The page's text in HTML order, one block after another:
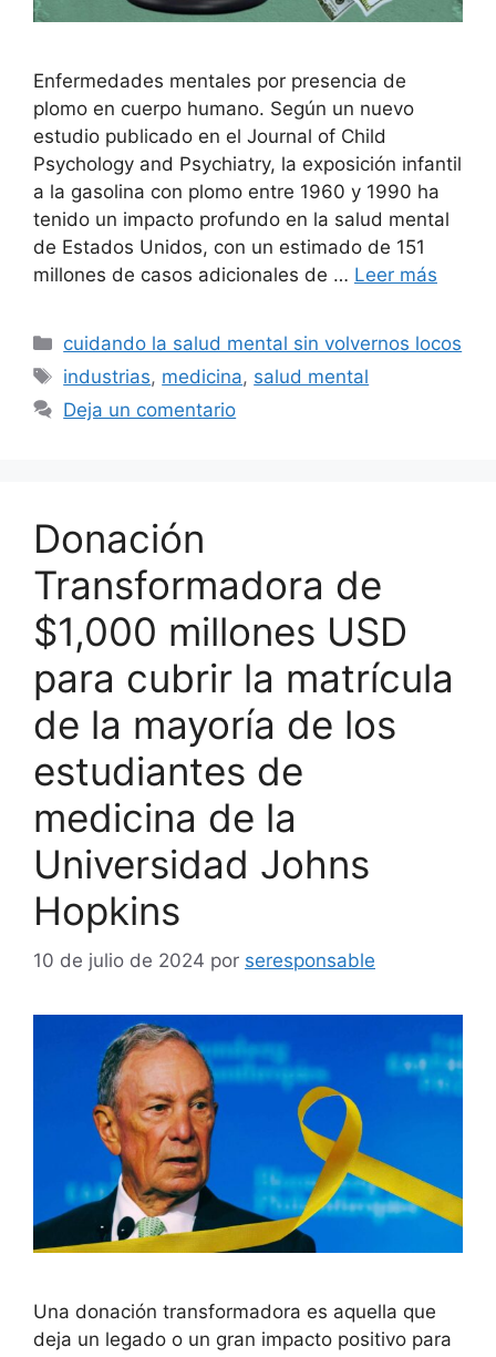
Enfermedades mentales por presencia de
plomo en cuerpo humano. Según un nuevo
estudio publicado en el Journal of Child
Psychology and Psychiatry, la exposición infantil
a la gasolina con plomo entre 1960 y 1990 ha
tenido un impacto profundo en la salud mental
de Estados Unidos, con un estimado de 151
millones de casos adicionales de … Leer más
Categorías
cuidando la salud mental sin volvernos locos
Etiquetas
industrias, medicina, salud mental
Deja un comentario
Donación
Transformadora de
$1,000 millones USD
para cubrir la matrícula
de la mayoría de los
estudiantes de
medicina de la
Universidad Johns
Hopkins
10 de julio de 2024 por seresponsable
Una donación transformadora es aquella que
deja un legado o un gran impacto positivo para